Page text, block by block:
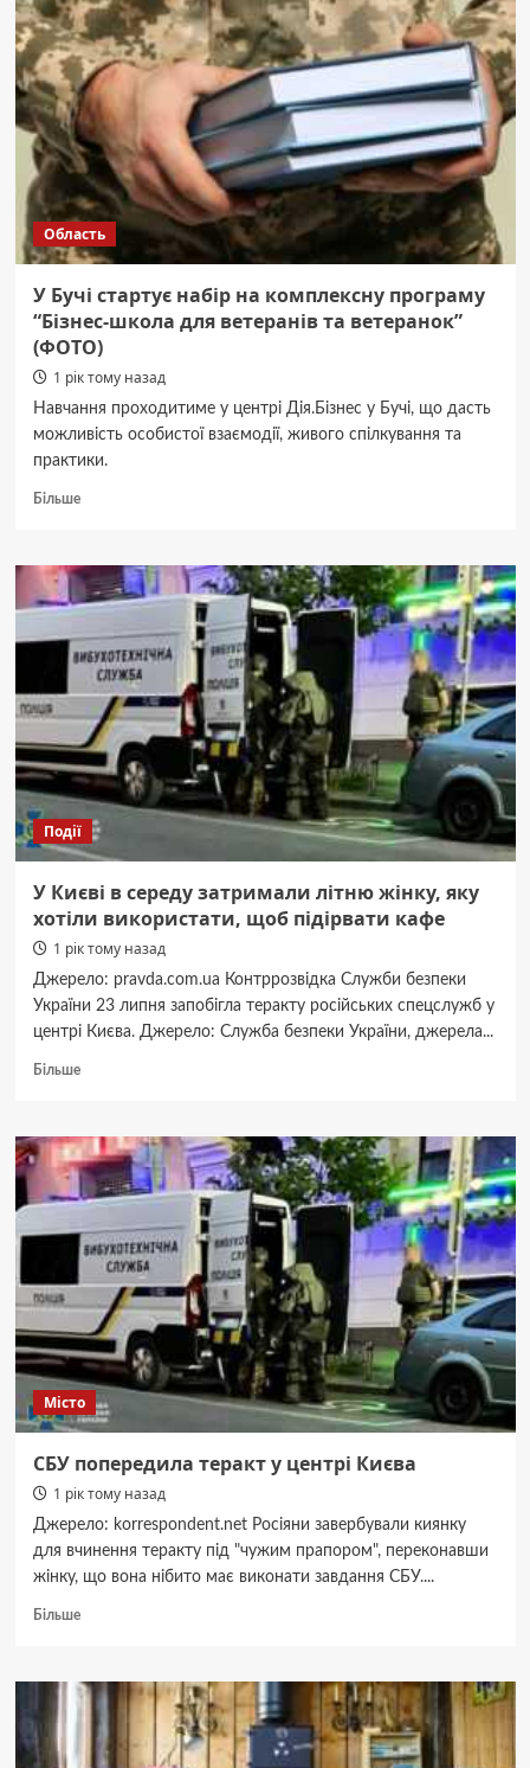
нову
систему
оповіщення
про
тривогу
–
окремо
для
кожного
району
Область
У Бучі стартує набір на комплексну програму
“Бізнес-школа для ветеранів та ветеранок”
(ФОТО)
1 рік тому назад
Навчання проходитиме у центрі Дія.Бізнес у Бучі, що дасть
можливість особистої взаємодії, живого спілкування та
практики.
БільшеДокладніше
Бучі
стартує
набір
комплексну
програму
“Бізнес-
школа
для
ветеранів
та
ветеранок”
(ФОТО)
Події
У Києві в середу затримали літню жінку, яку
хотіли використати, щоб підірвати кафе
1 рік тому назад
Джерело: pravda.com.ua Контррозвідка Служби безпеки
України 23 липня запобігла теракту російських спецслужб у
центрі Києва. Джерело: Служба безпеки України, джерела...
БільшеДокладніше
Києві
в
середу
затримали
жінку,
хотіли
використати,
щоб
підірвати
кафе
Місто
СБУ попередила теракт у центрі Києва
1 рік тому назад
Джерело: korrespondent.net Росіяни завербували киянку
для вчинення теракту під "чужим прапором", переконавши
жінку, що вона нібито має виконати завдання СБУ....
БільшеДокладніше
попередила
теракт
центрі